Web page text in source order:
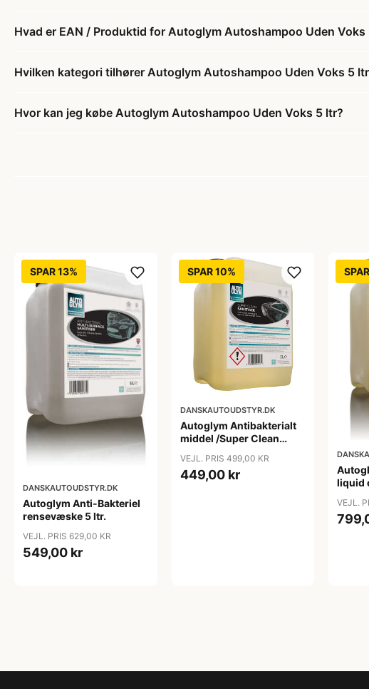
Hvad er EAN / Produktid for Autoglym Autoshampoo Uden Voks
Hvilken kategori tilhører Autoglym Autoshampoo Uden Voks 5
Hvor kan jeg købe Autoglym Autoshampoo Uden Voks 5 ltr?
SPAR 13%
DANSKAUTOUDSTYR.DK
Autoglym Anti-Bakteriel
rensevæske 5 ltr.
VEJL. PRIS 629,00 KR
549,00 kr
SPAR 10%
DANSKAUTOUDSTYR.DK
Autoglym Antibakterialt
middel /Super Clean
VEJL. PRIS 499,00 KR
449,00 kr
liquid
VEJL.